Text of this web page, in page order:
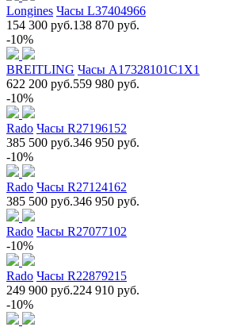
Longines Часы L37404966
154 300 руб.138 870 руб.
-10%
BREITLING Часы A17328101C1X1
622 200 руб.559 980 руб.
-10%
Rado Часы R27196152
385 500 руб.346 950 руб.
-10%
Rado Часы R27124162
385 500 руб.346 950 руб.
Rado Часы R27077102
-10%
Rado Часы R22879215
249 900 руб.224 910 руб.
-10%